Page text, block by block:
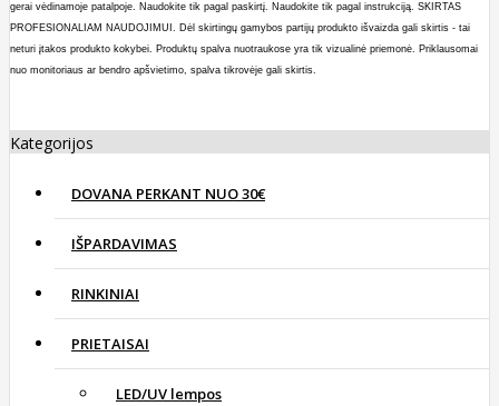
gerai vėdinamoje patalpoje. Naudokite tik pagal paskirtį. Naudokite tik pagal instrukciją. SKIRTAS
PROFESIONALIAM NAUDOJIMUI. Dėl skirtingų gamybos partijų produkto išvaizda gali skirtis - tai
neturi įtakos produkto kokybei. Produktų spalva nuotraukose yra tik vizualinė priemonė. Priklausomai
nuo monitoriaus ar bendro apšvietimo, spalva tikrovėje gali skirtis.
Kategorijos
DOVANA PERKANT NUO 30€
IŠPARDAVIMAS
RINKINIAI
PRIETAISAI
LED/UV lempos